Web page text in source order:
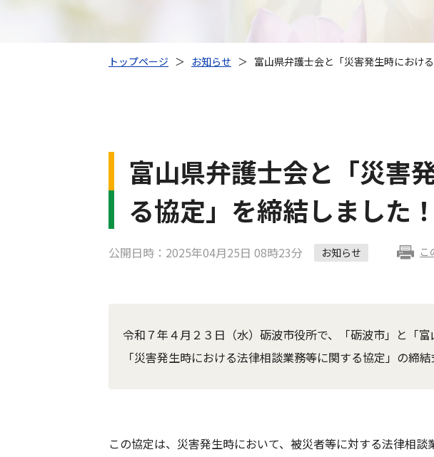
トップページ ＞ お知らせ ＞ 富山県弁護士会と「災害発生時におけ
富山県弁護士会と「災害
る協定」を締結しました！
公開日時：2025年04月25日 08時23分 お知らせ こ
令和７年４月２３日（水）砺波市役所で、「砺波市」と「
「災害発生時における法律相談業務等に関する協定」の締結
この協定は、災害発生時において、被災者等に対する法律相